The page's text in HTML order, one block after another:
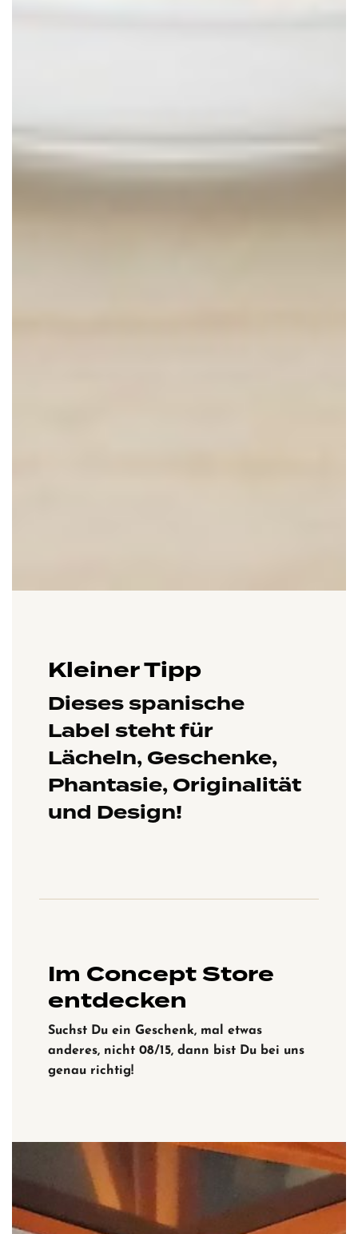
Kleiner Tipp
Dieses spanische
Label steht für
Lächeln, Geschenke,
Phantasie, Originalität
und Design!
Im Concept Store
entdecken
Suchst Du ein Geschenk, mal etwas
anderes, nicht 08/15, dann bist Du bei uns
genau richtig!